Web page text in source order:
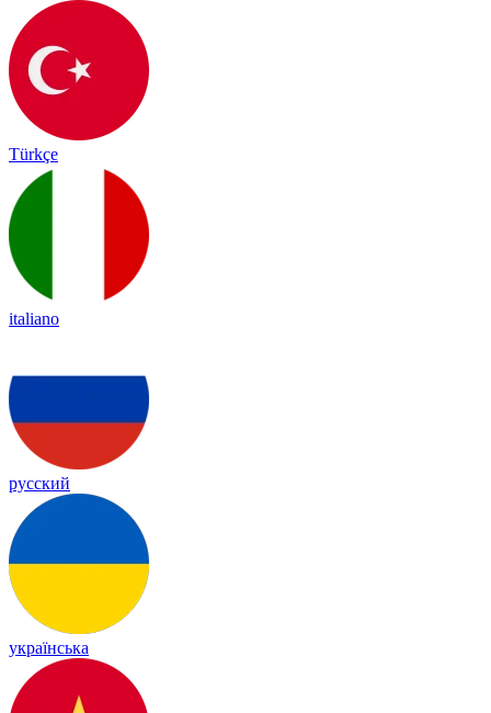
Türkçe
italiano
русский
українська